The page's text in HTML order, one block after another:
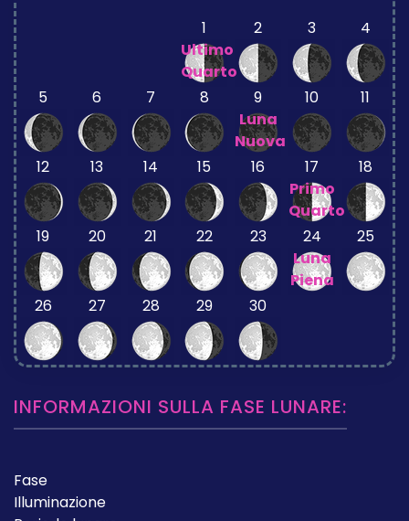
1
Ultimo
Quarto
2 3 4
5 6 7 8
9
Luna
Nuova
10 11
12 13 14 15 16
17
Primo
Quarto
18
19 20 21 22 23
24
Luna
Piena
25
26 27 28 29 30
INFORMAZIONI SULLA FASE LUNARE:
Fase
Illuminazione